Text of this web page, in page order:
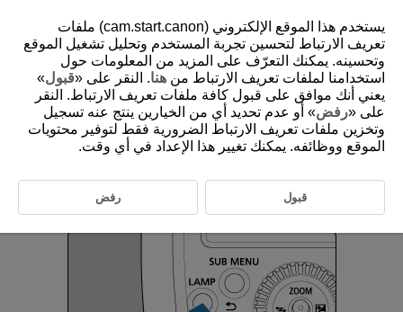
D393-027
Modeling Lamp
button illuminates the modeling lamp for 5
This is useful for checking subject shadows created by the Speedlite.
Pressing the camera shutter button completely turns off the modeling
lamp.
يستخدم هذا الموقع الإلكتروني (cam.start.canon) ملفات
تعريف الارتباط لتحسين تجربة المستخدم وتحليل تشغيل الموقع
وتحسينه. يمكنك التعرّف على المزيد من المعلومات حول
استخدامنا لملفات تعريف الارتباط من هنا. النقر على «قبول»
يعني أنك موافق على قبول كافة ملفات تعريف الارتباط. النقر
على «رفض» أو عدم تحديد أي من الخيارين ينتج عنه تسجيل
وتخزين ملفات تعريف الارتباط الضرورية فقط لتوفير محتويات
الموقع ووظائفه. يمكنك تغيير هذا الإعداد في أي وقت.
قبول رفض